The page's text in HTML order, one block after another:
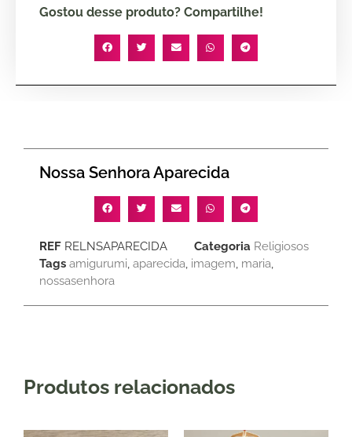
Gostou desse produto? Compartilhe!
Nossa Senhora Aparecida
REF RELNSAPARECIDA Categoria Religiosos
Tags amigurumi, aparecida, imagem, maria,
nossasenhora
Produtos relacionados